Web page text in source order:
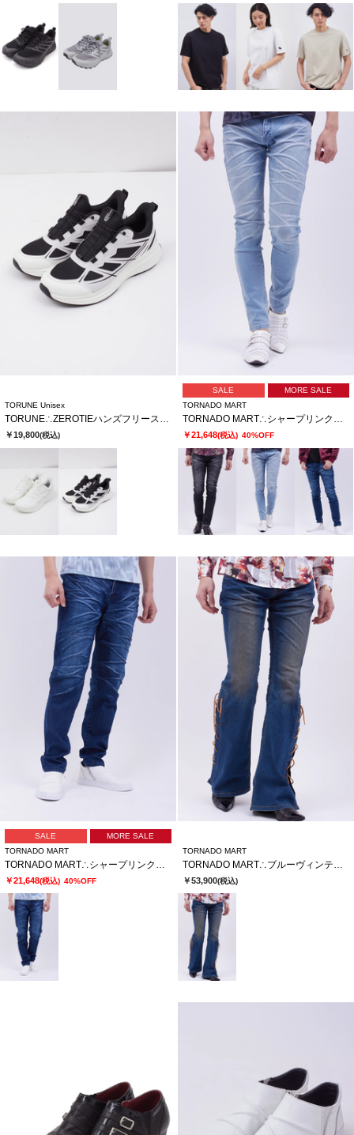
TORUNE Unisex
TORUNE∴ZEROTIEハンズフリースニーカー
￥19,800(税込)
SALE
MORE SALE
TORNADO MART
TORNADO MART∴シャープリンクルスキニーデニム
￥21,648(税込) 40%OFF
SALE
MORE SALE
TORNADO MART
￥21,648(税込) 40%OFF
TORNADO MART
￥53,900(税込)